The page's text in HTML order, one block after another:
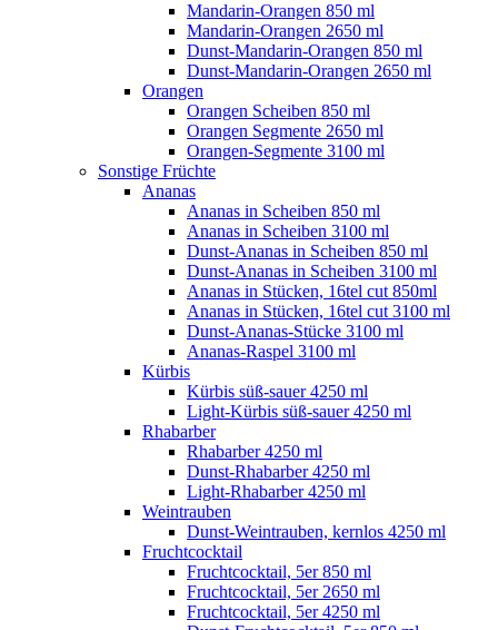
Mandarin-Orangen 850 ml
Mandarin-Orangen 2650 ml
Dunst-Mandarin-Orangen 850 ml
Dunst-Mandarin-Orangen 2650 ml
Orangen
Orangen Scheiben 850 ml
Orangen Segmente 2650 ml
Orangen-Segmente 3100 ml
Sonstige Früchte
Ananas
Ananas in Scheiben 850 ml
Ananas in Scheiben 3100 ml
Dunst-Ananas in Scheiben 850 ml
Dunst-Ananas in Scheiben 3100 ml
Ananas in Stücken, 16tel cut 850ml
Ananas in Stücken, 16tel cut 3100 ml
Dunst-Ananas-Stücke 3100 ml
Ananas-Raspel 3100 ml
Kürbis
Kürbis süß-sauer 4250 ml
Light-Kürbis süß-sauer 4250 ml
Rhabarber
Rhabarber 4250 ml
Dunst-Rhabarber 4250 ml
Light-Rhabarber 4250 ml
Weintrauben
Dunst-Weintrauben, kernlos 4250 ml
Fruchtcocktail
Fruchtcocktail, 5er 850 ml
Fruchtcocktail, 5er 2650 ml
Fruchtcocktail, 5er 4250 ml